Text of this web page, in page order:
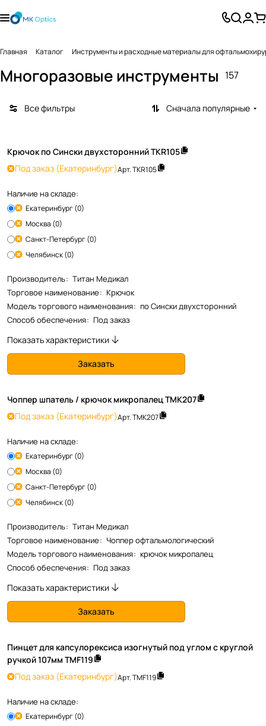
Главная Каталог Инструменты и расходные материалы для
Многоразовые инструменты 157
Все фильтры Сначала популярные
Крючок по Сински двухсторонний TKR105
Под заказ (Екатеринбург)Арт.TKR105
Наличие на складе:
Екатеринбург (0)
Москва (0)
Санкт-Петербург (0)
Челябинск (0)
Производитель: Титан Медикал
Торговое наименование: Крючок
Модель торгового наименования: по Сински двухсторонний
Способ обеспечения: Под заказ
Показать характеристики
Заказать
Чоппер шпатель / крючок микропалец TMK207
Под заказ (Екатеринбург)Арт.TMK207
Наличие на складе:
Екатеринбург (0)
Москва (0)
Санкт-Петербург (0)
Челябинск (0)
Производитель: Титан Медикал
Торговое наименование: Чоппер офтальмологический
Модель торгового наименования: крючок микропалец
Способ обеспечения: Под заказ
Показать характеристики
Заказать
Пинцет для капсулорексиса изогнутый под углом с круглой
ручкой 107мм TMF119
Под заказ (Екатеринбург)Арт.TMF119
Наличие на складе:
Екатеринбург (0)